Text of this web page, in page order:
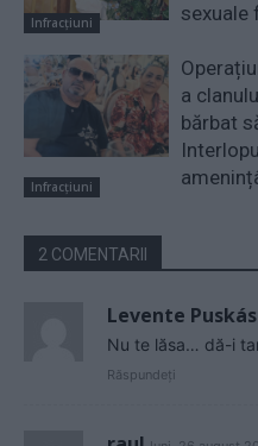
Infracțiuni
sexuale
Infracțiuni
a
bărbat
2 COMENTARII
Levente Puskás
Nu te lăsa… dă-i
Răspundeți